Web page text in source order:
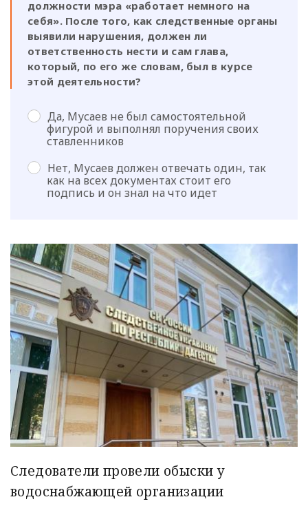
Следователи провели обыски у
водоснабжающей организации
должности мэра «работает немного на
себя». После того, как следственные органы
выявили нарушения, должен ли
ответственность нести и сам глава,
который, по его же словам, был в курсе
этой деятельности?
Да, Мусаев не был самостоятельной
фигурой и выполнял поручения своих
ставленников
Нет, Мусаев должен отвечать один, так
как на всех документах стоит его
подпись и он знал на что идет